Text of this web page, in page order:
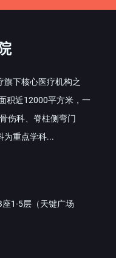
旗下核心医疗机构之
积近12000平方米，一
伤科、脊柱侧弯门
为重点学科...
1-5层（天键广场